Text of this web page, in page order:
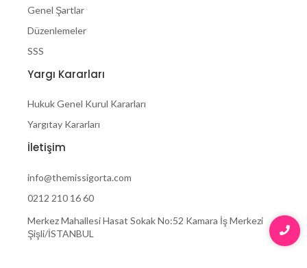
Genel Şartlar
Düzenlemeler
SSS
Yargı Kararları
Hukuk Genel Kurul Kararları
Yargıtay Kararları
İletişim
info@themissigorta.com
0212 210 16 60
Merkez Mahallesi Hasat Sokak No:52 Kamara İş Merkezi
Şişli/İSTANBUL